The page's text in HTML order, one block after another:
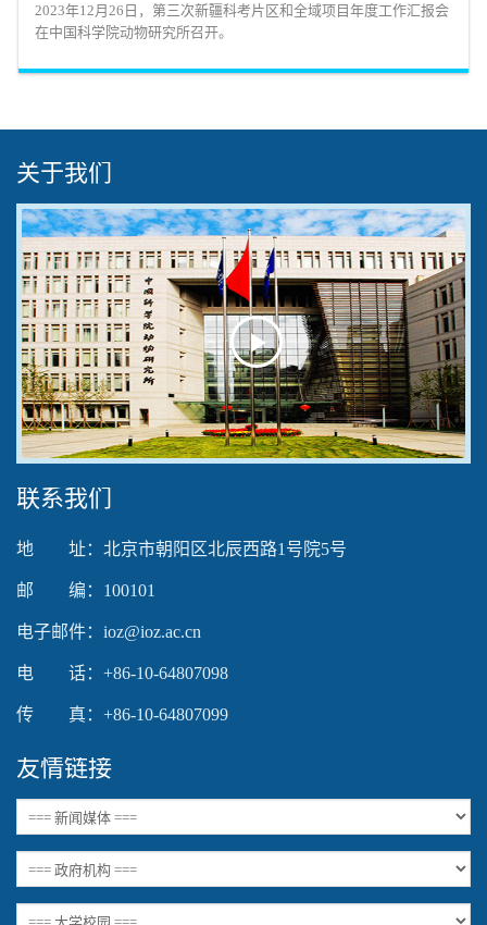
2023年12月26日，第三次新疆科考片区和全域项目年度工作汇报会
在中国科学院动物研究所召开。
关于我们
Play
Video
联系我们
地 址：北京市朝阳区北辰西路1号院5号
邮 编：100101
电子邮件：ioz@ioz.ac.cn
电 话：+86-10-64807098
传 真：+86-10-64807099
友情链接